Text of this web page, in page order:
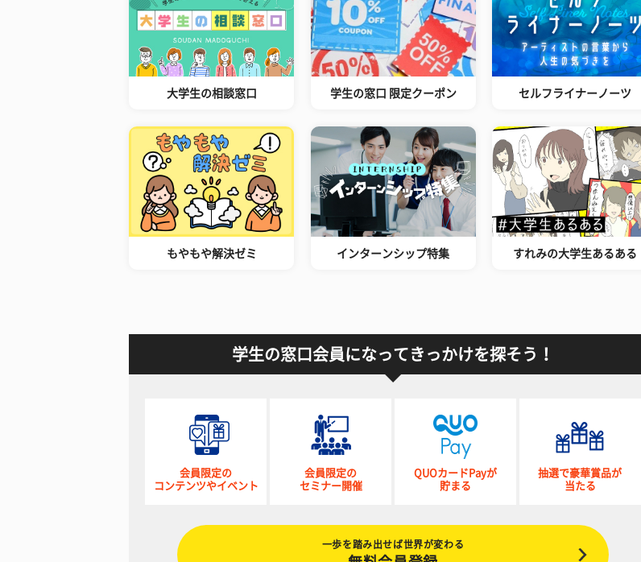
大学生の相談窓口 学生の窓口 限定クーポン セルフライナーノーツ
もやもや解決ゼミ インターンシップ特集 すれみの大学生あるある
学生の窓口会員になってきっかけを探そう！
会員限定の
コンテンツやイベント
会員限定の
セミナー開催
QUOカードPayが
貯まる
抽選で豪華賞品が
当たる
一歩を踏み出せば世界が変わる